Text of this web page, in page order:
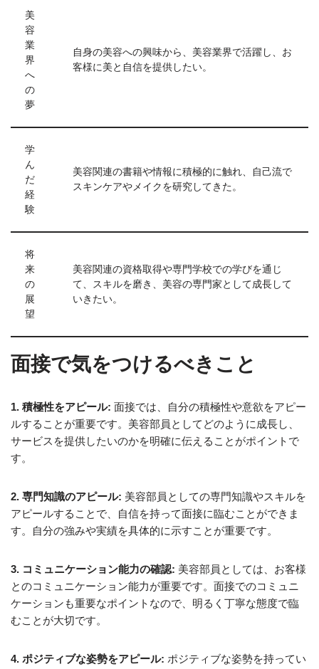
美
容
業
界
へ
の
夢
自身の美容への興味から、美容業界で活躍し、お
客様に美と自信を提供したい。
学
ん
だ
経
験
美容関連の書籍や情報に積極的に触れ、自己流で
スキンケアやメイクを研究してきた。
将
来
の
展
望
美容関連の資格取得や専門学校での学びを通じ
て、スキルを磨き、美容の専門家として成長して
いきたい。
面接で気をつけるべきこと
1. 積極性をアピール: 面接では、自分の積極性や意欲をアピー
ルすることが重要です。美容部員としてどのように成長し、
サービスを提供したいのかを明確に伝えることがポイントで
す。
2. 専門知識のアピール: 美容部員としての専門知識やスキルを
アピールすることで、自信を持って面接に臨むことができま
す。自分の強みや実績を具体的に示すことが重要です。
3. コミュニケーション能力の確認: 美容部員としては、お客様
とのコミュニケーション能力が重要です。面接でのコミュニ
ケーションも重要なポイントなので、明るく丁寧な態度で臨
むことが大切です。
4. ポジティブな姿勢をアピール: ポジティブな姿勢を持ってい